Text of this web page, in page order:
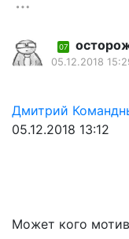
07
05.12.2018
Дмитрий
05.12.2018 13:12
Может кого